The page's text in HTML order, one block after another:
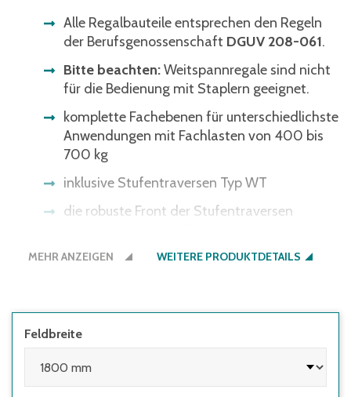
Alle Regalbauteile entsprechen den Regeln
der Berufsgenossenschaft DGUV 208-061.
Bitte beachten:Weitspannregale sind nicht
für die Bedienung mit Staplern geeignet.
komplette Fachebenen für unterschiedlichste
Anwendungen mit Fachlasten von 400 bis
700 kg
inklusive Stufentraversen Typ WT
die robuste Front der Stufentraversen
Beschädigungen beim Ein- und Auslagern
Stahleinlegesegmente ermöglichen leichtes,
kraftschonendes Kommissionieren
MEHR ANZEIGEN WEITERE PRODUKTDETAILS
Feldbreite